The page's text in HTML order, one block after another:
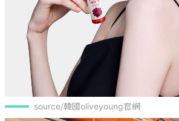
source/韓國oliveyoung官網